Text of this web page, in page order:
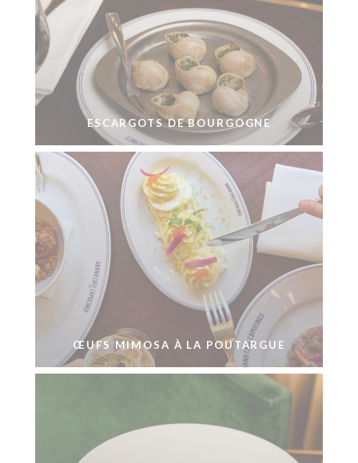
ESCARGOTS DE BOURGOGNE
ŒUFS MIMOSA À LA POUTARGUE